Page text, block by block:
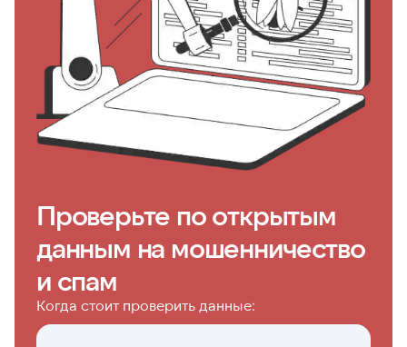
Проверьте по открытым
данным на мошенничество
и спам
Когда стоит проверить данные: